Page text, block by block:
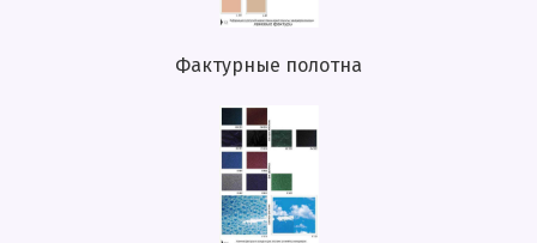
Фактурные полотна